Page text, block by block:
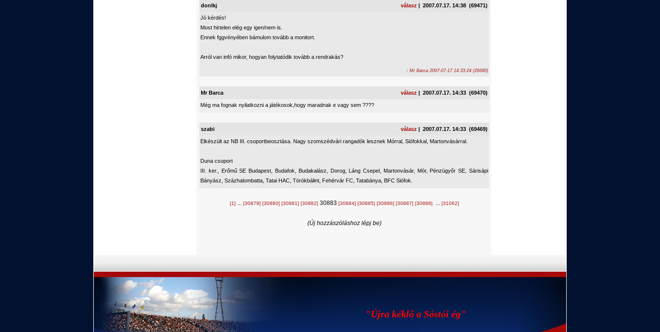
donlkj válasz | 2007.07.17. 14:38 (69471)
Jó kérdés!
Most hirtelen elég egy igen/nem is.
Ennek fggvényében bámulom tovább a monitort.
Arról van infó mikor, hogyan folytatódik tovább a rendrakás?
: Mr Barca 2007-07-17 14:33:24 (26680)
Mr Barca válasz | 2007.07.17. 14:33 (69470)
Még ma fognak nyilatkozni a játékosok,hogy maradnak e vagy sem ????
szabi válasz | 2007.07.17. 14:33 (69469)
Elkészült az NB III. csoportbeosztása. Nagy szomszédvári rangadók lesznek Mórral, Siófokkal, Martonvásárral.
Duna csoport
III. ker., Erőmű SE Budapest, Budafok, Budakalász, Dorog, Láng Csepel, Martonvásár, Mór, Pénzügyőr SE, Sárisápi
Bányász, Százhalombatta, Tatai HAC, Törökbálint, Fehérvár FC, Tatabánya, BFC Siófok.
[1] ... [30879] [30880] [30881] [30882] 30883 [30884] [30885] [30886] [30887] [30888] ... [31062]
(Új hozzászóláshoz lépj be)
"Újra kéklő a Sóstói ég"